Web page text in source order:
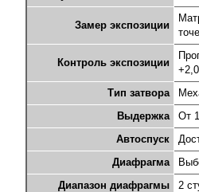
Замер экспозиции
Контроль экспозиции
Тип затвора
Выдержка
От
Автоспуск
Диафрагма
Диапазон диафрагмы
2